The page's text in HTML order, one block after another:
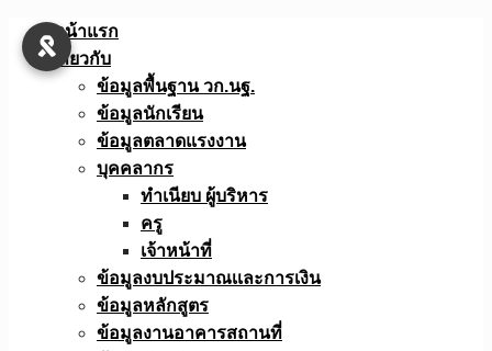
Skip
หน้าแรก
เกี่ยวกับ
ข้อมูลพื้นฐาน วก.นฐ.
ข้อมูลนักเรียน
ข้อมูลตลาดแรงงาน
บุคคลากร
ทำเนียบ ผู้บริหาร
ครู
เจ้าหน้าที่
ข้อมูลงบประมาณเเละการเงิน
ข้อมูลหลักสูตร
ข้อมูลงานอาคารสถานที่